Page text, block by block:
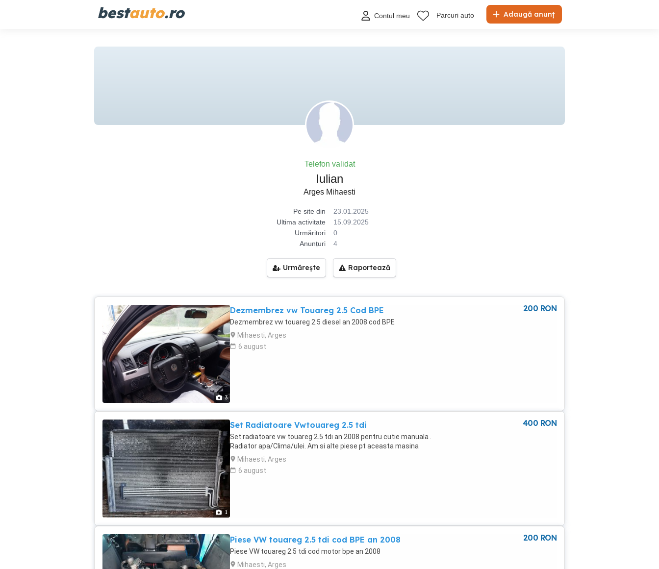
bestauto.ro Adaugă anunț
Contul meu Parcuri auto
Telefon validat
Iulian
Arges Mihaesti
Pe site din
23.01.2025
Ultima activitate
15.09.2025
Urmăritori
0
Anunțuri
4
Urmărește Raportează
3
Dezmembrez vw Touareg 2.5 Cod BPE
Dezmembrez vw touareg 2.5 diesel an 2008 cod BPE
Mihaesti, Arges
6 august
200 RON
1
Set Radiatoare Vwtouareg 2.5 tdi
Set radiatoare vw touareg 2.5 tdi an 2008 pentru cutie manuala .
Radiator apa/Clima/ulei. Am si alte piese pt aceasta masina
Mihaesti, Arges
6 august
400 RON
Piese VW touareg 2.5 tdi cod BPE an 2008
Piese VW touareg 2.5 tdi cod motor bpe an 2008
Mihaesti, Arges
200 RON